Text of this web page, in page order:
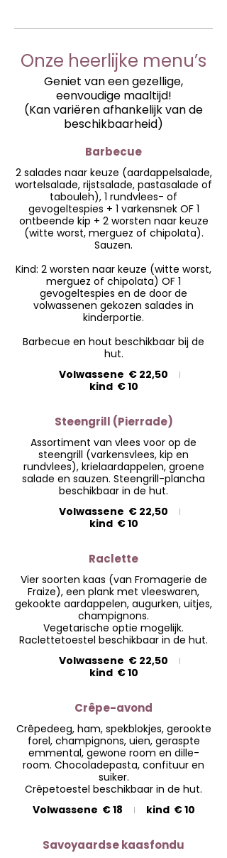
Onze heerlijke menu’s
Geniet van een gezellige,
eenvoudige maaltijd!
(Kan variëren afhankelijk van de
beschikbaarheid)
Barbecue
2 salades naar keuze (aardappelsalade,
wortelsalade, rijstsalade, pastasalade of
tabouleh), 1 rundvlees- of
gevogeltespies + 1 varkensnek OF 1
ontbeende kip + 2 worsten naar keuze
(witte worst, merguez of chipolata).
Sauzen.
Kind: 2 worsten naar keuze (witte worst,
merguez of chipolata) OF 1
gevogeltespies en de door de
volwassenen gekozen salades in
kinderportie.
Barbecue en hout beschikbaar bij de
hut.
Volwassene € 22,50
kind € 10
Steengrill (Pierrade)
Assortiment van vlees voor op de
steengrill (varkensvlees, kip en
rundvlees), krielaardappelen, groene
salade en sauzen. Steengrill-plancha
beschikbaar in de hut.
Volwassene € 22,50
kind € 10
Raclette
Vier soorten kaas (van Fromagerie de
Fraize), een plank met vleeswaren,
gekookte aardappelen, augurken, uitjes,
champignons.
Vegetarische optie mogelijk.
Volwassene € 22,50
kind € 10
Crêpe-avond
Crêpedeeg, ham, spekblokjes, gerookte
forel, champignons, uien, geraspte
emmental, gewone room en dille-
room. Chocoladepasta, confituur en
suiker.
Crêpetoestel beschikbaar in de hut.
Volwassene € 18 kind € 10
Savoyaardse kaasfondu